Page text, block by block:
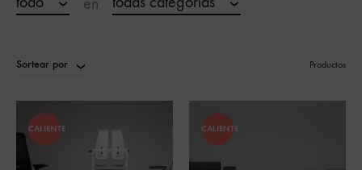
Sortear por Productos
CALIENTE CALIENTE